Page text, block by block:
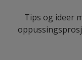
Tips og ideer